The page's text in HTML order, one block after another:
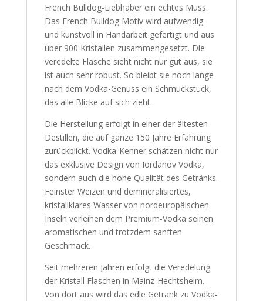
French Bulldog-Liebhaber ein echtes Muss.
Das French Bulldog Motiv wird aufwendig
und kunstvoll in Handarbeit gefertigt und aus
über 900 Kristallen zusammengesetzt. Die
veredelte Flasche sieht nicht nur gut aus, sie
ist auch sehr robust. So bleibt sie noch lange
nach dem Vodka-Genuss ein Schmuckstück,
das alle Blicke auf sich zieht.
Die Herstellung erfolgt in einer der ältesten
Destillen, die auf ganze 150 Jahre Erfahrung
zurückblickt. Vodka-Kenner schätzen nicht nur
das exklusive Design von Iordanov Vodka,
sondern auch die hohe Qualität des Getränks.
Feinster Weizen und demineralisiertes,
kristallklares Wasser von nordeuropäischen
Inseln verleihen dem Premium-Vodka seinen
aromatischen und trotzdem sanften
Geschmack.
Seit mehreren Jahren erfolgt die Veredelung
der Kristall Flaschen in Mainz-Hechtsheim.
Von dort aus wird das edle Getränk zu Vodka-